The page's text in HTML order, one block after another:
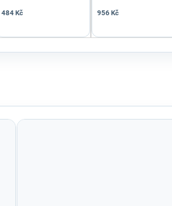
484 Kč 956 Kč